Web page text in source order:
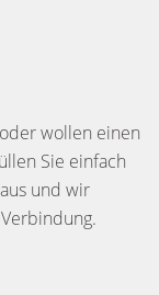
wollen einen
Sie einfach
und wir